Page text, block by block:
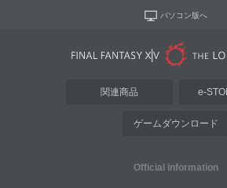
パソコン版へ
関連商品 e-
ゲームダウンロード
Official Information